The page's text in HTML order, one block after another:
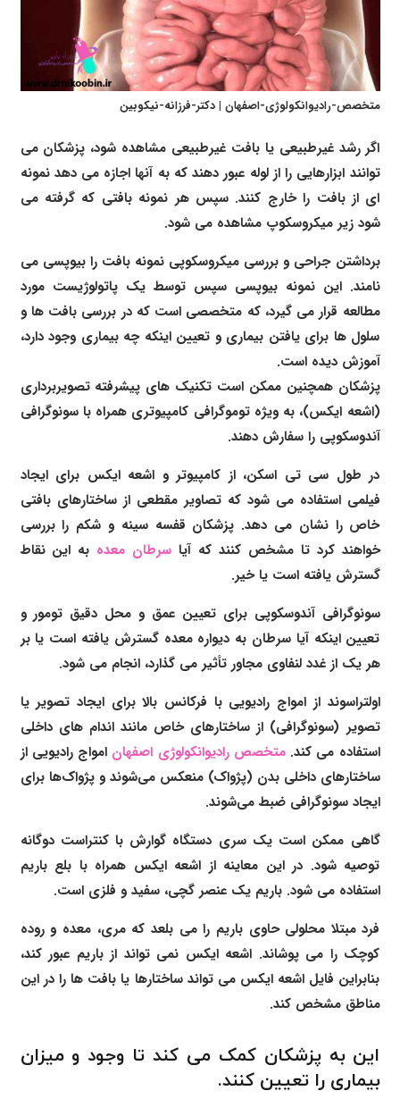
متخصص-رادیوانکولوژی-اصفهان | دکتر-فرزانه-نیکوبین
اگر رشد غیرطبیعی یا بافت غیرطبیعی مشاهده شود، پزشکان می
توانند ابزارهایی را از لوله عبور دهند که به آنها اجازه می دهد نمونه
ای از بافت را خارج کنند. سپس هر نمونه بافتی که گرفته می
شود زیر میکروسکوپ مشاهده می شود.
برداشتن جراحی و بررسی میکروسکوپی نمونه بافت را بیوپسی می
نامند. این نمونه بیوپسی سپس توسط یک پاتولوژیست مورد
مطالعه قرار می گیرد، که متخصصی است که در بررسی بافت ها و
سلول ها برای یافتن بیماری و تعیین اینکه چه بیماری وجود دارد،
آموزش دیده است.
پزشکان همچنین ممکن است تکنیک های پیشرفته تصویربرداری
(اشعه ایکس)، به ویژه توموگرافی کامپیوتری همراه با سونوگرافی
آندوسکوپی را سفارش دهند.
در طول سی تی اسکن، از کامپیوتر و اشعه ایکس برای ایجاد
فیلمی استفاده می شود که تصاویر مقطعی از ساختارهای بافتی
خاص را نشان می دهد. پزشکان قفسه سینه و شکم را بررسی
خواهند کرد تا مشخص کنند که آیاسرطان معده به این نقاط
گسترش یافته است یا خیر.
سونوگرافی آندوسکوپی برای تعیین عمق و محل دقیق تومور و
تعیین اینکه آیا سرطان به دیواره معده گسترش یافته است یا بر
هر یک از غدد لنفاوی مجاور تأثیر می گذارد، انجام می شود.
اولتراسوند از امواج رادیویی با فرکانس بالا برای ایجاد تصویر یا
تصویر (سونوگرافی) از ساختارهای خاص مانند اندام های داخلی
استفاده می کند.متخصص رادیوانکولوژی اصفهان امواج رادیویی از
ساختارهای داخلی بدن (پژواک) منعکس می‌شوند و پژواک‌ها برای
ایجاد سونوگرافی ضبط می‌شوند.
گاهی ممکن است یک سری دستگاه گوارش با کنتراست دوگانه
توصیه شود. در این معاینه از اشعه ایکس همراه با بلع باریم
استفاده می شود. باریم یک عنصر گچی، سفید و فلزی است.
فرد مبتلا محلولی حاوی باریم را می بلعد که مری، معده و روده
کوچک را می پوشاند. اشعه ایکس نمی تواند از باریم عبور کند،
بنابراین فایل اشعه ایکس می تواند ساختارها یا بافت ها را در این
مناطق مشخص کند.
این به پزشکان کمک می کند تا وجود و میزان
بیماری را تعیین کنند.